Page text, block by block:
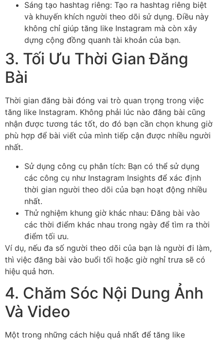
Sáng tạo hashtag riêng: Tạo ra hashtag riêng biệt
và khuyến khích người theo dõi sử dụng. Điều này
không chỉ giúp tăng like Instagram mà còn xây
dựng cộng đồng quanh tài khoản của bạn.
3. Tối Ưu Thời Gian Đăng
Bài
Thời gian đăng bài đóng vai trò quan trọng trong việc
tăng like Instagram. Không phải lúc nào đăng bài cũng
nhận được tương tác tốt, do đó bạn cần chọn khung giờ
phù hợp để bài viết của mình tiếp cận được nhiều người
nhất.
Sử dụng công cụ phân tích: Bạn có thể sử dụng
các công cụ như Instagram Insights để xác định
thời gian người theo dõi của bạn hoạt động nhiều
nhất.
Thử nghiệm khung giờ khác nhau: Đăng bài vào
các thời điểm khác nhau trong ngày để tìm ra thời
điểm tối ưu.
Ví dụ, nếu đa số người theo dõi của bạn là người đi làm,
thì việc đăng bài vào buổi tối hoặc giờ nghỉ trưa sẽ có
hiệu quả hơn.
4. Chăm Sóc Nội Dung Ảnh
Và Video
Một trong những cách hiệu quả nhất để tăng like